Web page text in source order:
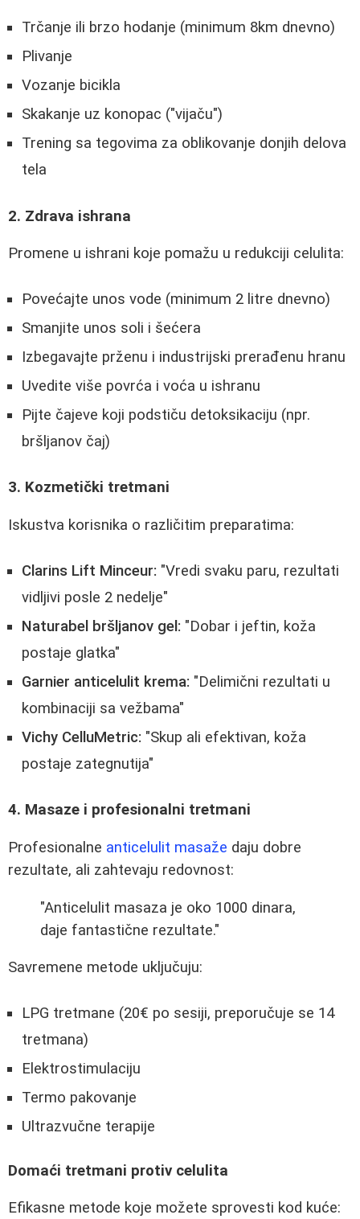
Trčanje ili brzo hodanje (minimum 8km dnevno)
Plivanje
Vozanje bicikla
Skakanje uz konopac ("vijaču")
Trening sa tegovima za oblikovanje donjih delova
tela
2. Zdrava ishrana
Promene u ishrani koje pomažu u redukciji celulita:
Povećajte unos vode (minimum 2 litre dnevno)
Smanjite unos soli i šećera
Izbegavajte prženu i industrijski prerađenu hranu
Uvedite više povrća i voća u ishranu
Pijte čajeve koji podstiču detoksikaciju (npr.
bršljanov čaj)
3. Kozmetički tretmani
Iskustva korisnika o različitim preparatima:
Clarins Lift Minceur: "Vredi svaku paru, rezultati
vidljivi posle 2 nedelje"
Naturabel bršljanov gel: "Dobar i jeftin, koža
postaje glatka"
Garnier anticelulit krema: "Delimični rezultati u
kombinaciji sa vežbama"
Vichy CelluMetric: "Skup ali efektivan, koža
postaje zategnutija"
4. Masaze i profesionalni tretmani
Profesionalne anticelulit masaže daju dobre
rezultate, ali zahtevaju redovnost:
"Anticelulit masaza je oko 1000 dinara,
daje fantastične rezultate."
Savremene metode uključuju:
LPG tretmane (20€ po sesiji, preporučuje se 14
tretmana)
Elektrostimulaciju
Termo pakovanje
Ultrazvučne terapije
Domaći tretmani protiv celulita
Efikasne metode koje možete sprovesti kod kuće: